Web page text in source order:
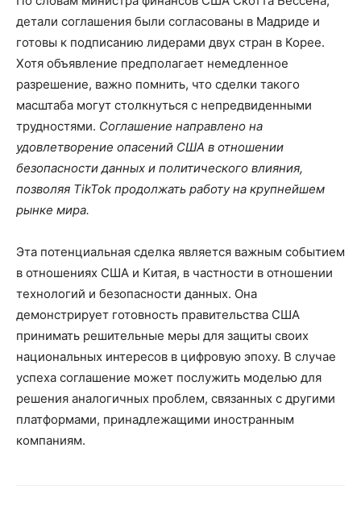
детали соглашения были согласованы в Мадриде и
готовы к подписанию лидерами двух стран в Корее.
Хотя объявление предполагает немедленное
разрешение, важно помнить, что сделки такого
масштаба могут столкнуться с непредвиденными
трудностями. Соглашение направлено на
удовлетворение опасений США в отношении
безопасности данных и политического влияния,
позволяя TikTok продолжать работу на крупнейшем
рынке мира.
Эта потенциальная сделка является важным событием
в отношениях США и Китая, в частности в отношении
технологий и безопасности данных. Она
демонстрирует готовность правительства США
принимать решительные меры для защиты своих
национальных интересов в цифровую эпоху. В случае
успеха соглашение может послужить моделью для
решения аналогичных проблем, связанных с другими
платформами, принадлежащими иностранным
компаниям.